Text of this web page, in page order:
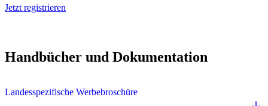
Jetzt registrieren
Handbücher und Dokumentation
Landesspezifische Werbebroschüre